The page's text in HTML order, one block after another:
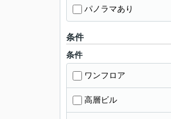
パノラマあり
条件
条件
ワンフロア
高層ビル